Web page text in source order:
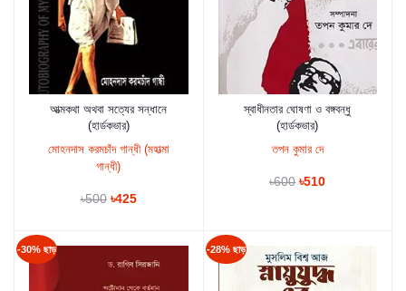
কার্টে যুক্ত করুন
আত্মকথা অথবা সত্যের সন্ধানে
(হার্ডকভার)
মোহনদাস করমচাঁদ গান্ধী (মহাত্মা
গান্ধী)
৳500 ৳425
কার্টে যুক্ত করুন
স্বাধীনতার ঘোষণা ও বঙ্গবন্ধু
(হার্ডকভার)
তপন কুমার দে
৳600 ৳510
-30% ছাড় -28% ছাড়